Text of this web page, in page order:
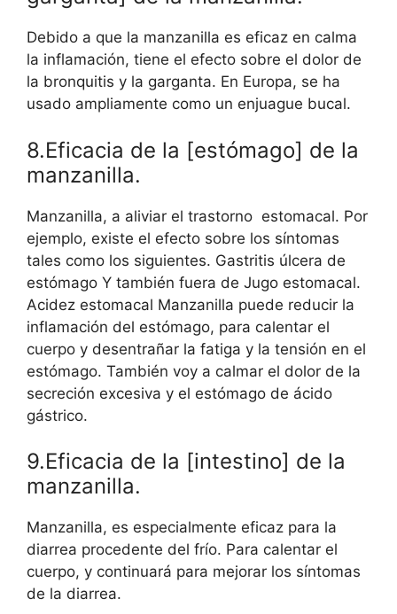
Debido a que la manzanilla es eficaz en calma
la inflamación, tiene el efecto sobre el dolor de
la bronquitis y la garganta. En Europa, se ha
usado ampliamente como un enjuague bucal.
8.Eficacia de la [estómago] de la
manzanilla.
Manzanilla, a aliviar el trastorno estomacal. Por
ejemplo, existe el efecto sobre los síntomas
tales como los siguientes. Gastritis úlcera de
estómago Y también fuera de Jugo estomacal.
Acidez estomacal Manzanilla puede reducir la
inflamación del estómago, para calentar el
cuerpo y desentrañar la fatiga y la tensión en el
estómago. También voy a calmar el dolor de la
secreción excesiva y el estómago de ácido
gástrico.
9.Eficacia de la [intestino] de la
manzanilla.
Manzanilla, es especialmente eficaz para la
diarrea procedente del frío. Para calentar el
cuerpo, y continuará para mejorar los síntomas
de la diarrea.